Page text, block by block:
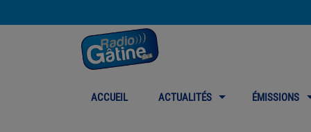
ACCUEIL ACTUALITÉS ÉMISSIONS